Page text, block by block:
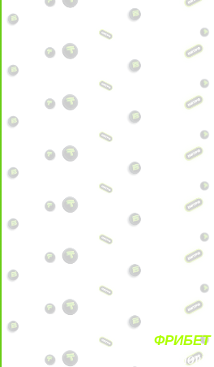
ФРИБЕТ
БЕЗ УСЛОВИЙ